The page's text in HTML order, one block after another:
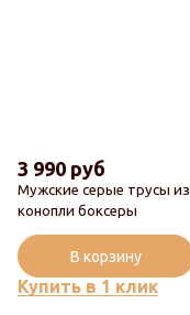
Мужские серые трусы из
конопли боксеры
3 990 руб
Купить в 1 клик
В корзину